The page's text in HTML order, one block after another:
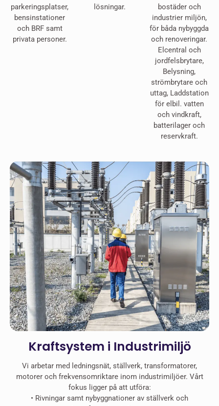
parkeringsplatser,
bensinstationer
och BRF samt
privata personer.
lösningar.
bostäder och
industrier miljön,
för båda nybyggda
och renoveringar.
Elcentral och
jordfelsbrytare,
Belysning,
strömbrytare och
uttag, Laddstation
för elbil. vatten
och vindkraft,
batterilager och
reservkraft.
Kraftsystem i Industrimiljö
Vi arbetar med ledningsnät, ställverk, transformatorer,
motorer och frekvensomriktare inom industrimiljöer. Vårt
fokus ligger på att utföra:
•⁠ ⁠Rivningar samt nybyggnationer av ställverk och